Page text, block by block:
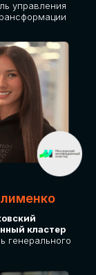
управления
кластер
генерального